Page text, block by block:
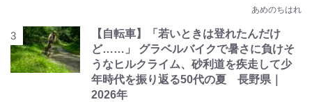
あめのちはれ
【自転車】「若いときは登れたんだけ
ど……」 グラベルバイクで暑さに負けそ
うなヒルクライム、砂利道を疾走して少
年時代を振り返る50代の夏 長野県｜
2026年